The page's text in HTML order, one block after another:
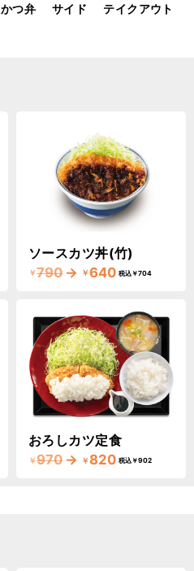
かつ弁 サイド テイクアウト
ソースカツ丼(竹)
￥790 → ￥640 税込￥704
おろしカツ定食
￥970 → ￥820 税込￥902